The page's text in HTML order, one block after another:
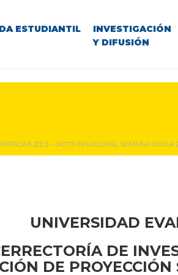
ESTUDIANTIL
INVESTIGACIÓN
Y DIFUSIÓN
NOTICIAS 2023 > ACTO INAUGURAL SEMANA CÍVICA
UNIVERSIDAD
DE
DE